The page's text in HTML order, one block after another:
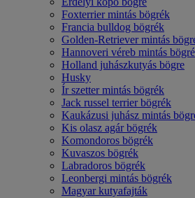
Foxterrier mintás bögrék
Francia bulldog bögrék
Golden-Retriever mintás
Hannoveri véreb mintás
Holland juhászkutyás bögre
Husky
Ír szetter mintás bögrék
Jack russel terrier bögrék
Kaukázusi juhász mintás
Kis olasz agár bögrék
Komondoros bögrék
Kuvaszos bögrék
Labradoros bögrék
Leonbergi mintás bögrék
Magyar kutyafajták